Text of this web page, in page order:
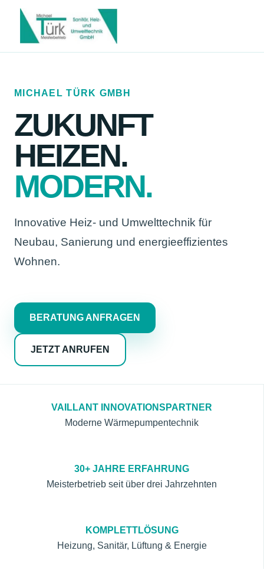
MICHAEL TÜRK GMBH
ZUKUNFT
HEIZEN.
MODERN.
Innovative Heiz- und Umwelttechnik für
Neubau, Sanierung und energieeffizientes
Wohnen.
BERATUNG ANFRAGEN
JETZT ANRUFEN
VAILLANT INNOVATIONSPARTNER
Moderne Wärmepumpentechnik
30+ JAHRE ERFAHRUNG
Meisterbetrieb seit über drei Jahrzehnten
KOMPLETTLÖSUNG
Heizung, Sanitär, Lüftung & Energie